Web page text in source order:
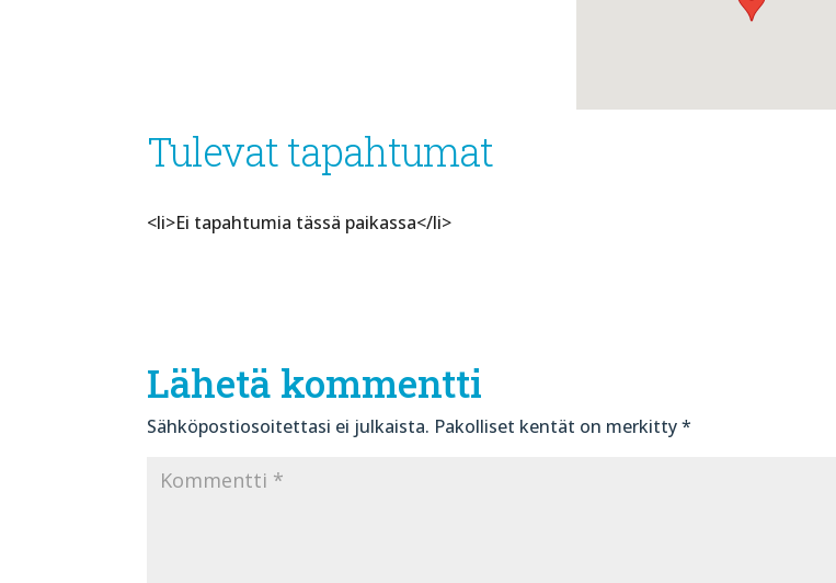
Tulevat tapahtumat
<li>Ei tapahtumia tässä paikassa</li>
Lähetä kommentti
Sähköpostiosoitettasi ei julkaista. Pakolliset kentät on merkitty*